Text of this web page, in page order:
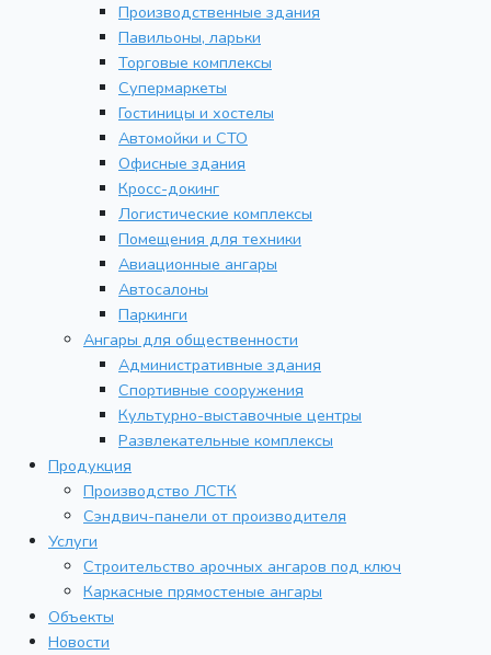
Производственные здания
Павильоны, ларьки
Торговые комплексы
Супермаркеты
Гостиницы и хостелы
Автомойки и СТО
Офисные здания
Кросс-докинг
Логистические комплексы
Помещения для техники
Авиационные ангары
Автосалоны
Паркинги
Ангары для общественности
Административные здания
Спортивные сооружения
Культурно-выставочные центры
Развлекательные комплексы
Продукция
Производство ЛСТК
Сэндвич-панели от производителя
Услуги
Строительство арочных ангаров под ключ
Каркасные прямостеные ангары
Объекты
Новости